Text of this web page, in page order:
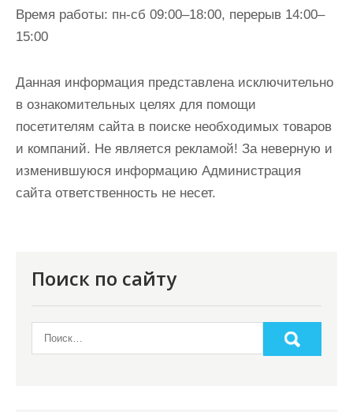
Время работы: пн-сб 09:00–18:00, перерыв 14:00–
15:00
Данная информация представлена исключительно
в ознакомительных целях для помощи
посетителям сайта в поиске необходимых товаров
и компаний. Не является рекламой! За неверную и
изменившуюся информацию Администрация
сайта ответственность не несет.
Поиск по сайту